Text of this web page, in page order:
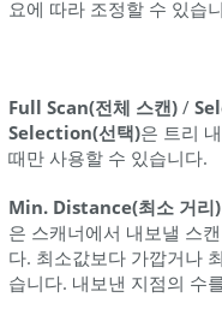
설
정
VRML
DXF
XYZ
IGES
요에 따라 조정할 수 있습
Full Scan(전체 스캔)/
Selection(선택)은 트리
때만 사용할 수 있습니다.
Min. Distance(최소 거리)
은 스캐너에서 내보낼 스
다. 최소값보다 가깝거나
습니다. 내보낸 지점의 수